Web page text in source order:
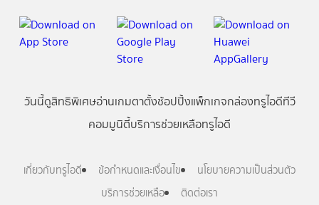
วันนี้ดูสิทธิพิเศษอ่านเกมตาตั้งช้อปปิ้งแพ็กเกจกล่องทรูไอดีทีวี
คอมมูนิตี้บริการช่วยเหลือทรูไอดี
เกี่ยวกับทรูไอดี ข้อกำหนดและเงื่อนไข
นโยบายความเป็นส่วนตัว
บริการช่วยเหลือ
ติดต่อเรา